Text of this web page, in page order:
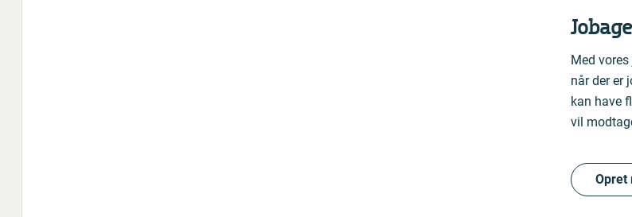
Med
når der er
kan have
vil
Opret